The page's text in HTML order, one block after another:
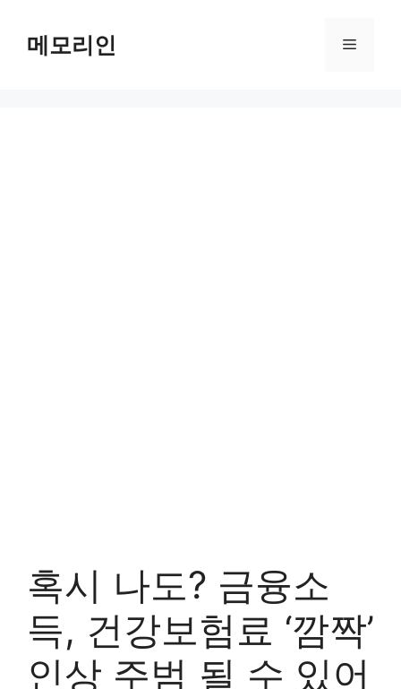
content메모리인 Menu
혹시 나도? 금융소
득, 건강보험료 ‘깜짝’
인상 주범 될 수 있어